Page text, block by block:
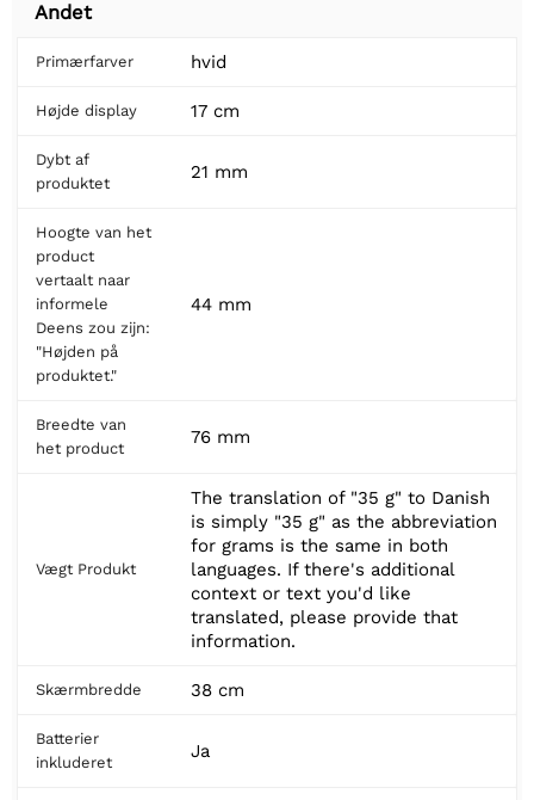
Andet
Primærfarver hvid
Højde display 17 cm
Dybt af
produktet
21 mm
Hoogte van het
product
vertaalt naar
informele
Deens zou zijn:
"Højden på
produktet."
44 mm
Breedte van
het product
76 mm
Vægt Produkt
The translation of "35 g" to Danish
is simply "35 g" as the abbreviation
for grams is the same in both
languages. If there's additional
context or text you'd like
translated, please provide that
information.
Skærmbredde 38 cm
Batterier
inkluderet
Ja